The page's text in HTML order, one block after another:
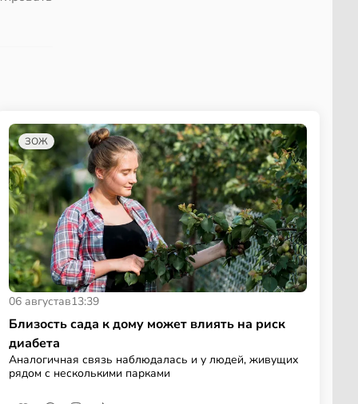
ЗОЖ
06 августав13:39
Близость сада к дому может влиять на риск
диабета
Аналогичная связь наблюдалась и у людей, живущих
рядом с несколькими парками